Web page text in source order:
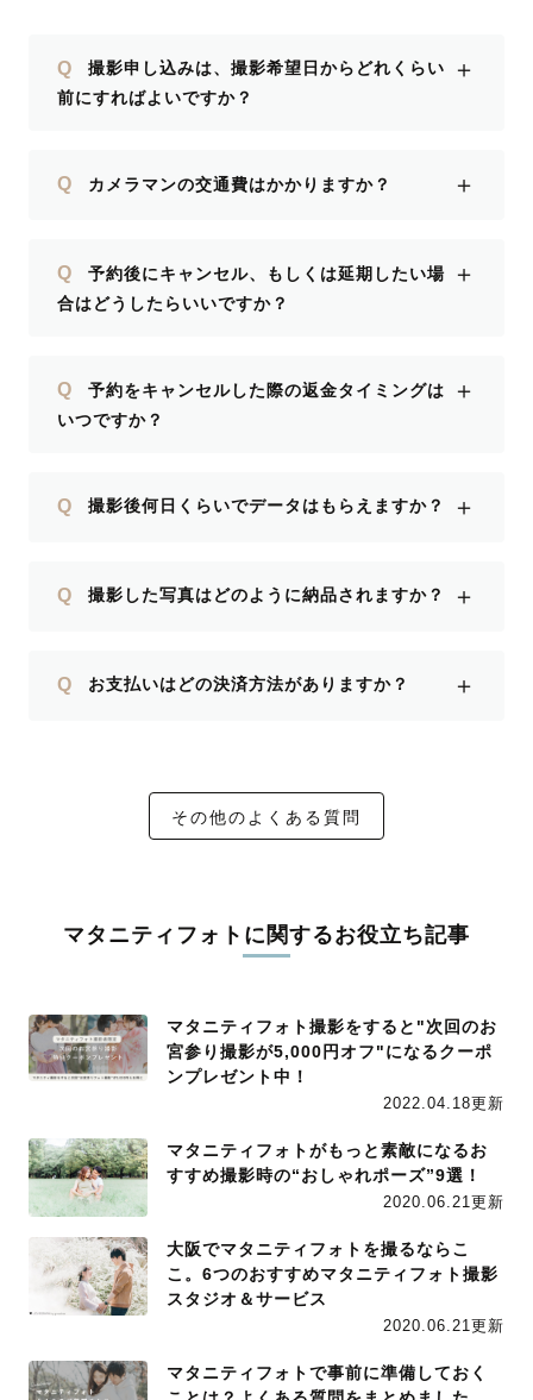
Q
撮影申し込みは、撮影希望日からどれくらい
前にすればよいですか？
＋
Q カメラマンの交通費はかかりますか？ ＋
Q
予約後にキャンセル、もしくは延期したい場
合はどうしたらいいですか？
＋
Q
予約をキャンセルした際の返金タイミングは
いつですか？
＋
Q 撮影後何日くらいでデータはもらえますか？ ＋
Q 撮影した写真はどのように納品されますか？ ＋
Q お支払いはどの決済方法がありますか？ ＋
その他のよくある質問
マタニティフォトに関するお役立ち記事
マタニティフォト撮影をすると"次回のお
宮参り撮影が5,000円オフ"になるクーポ
ンプレゼント中！
2022.04.18更新
マタニティフォトがもっと素敵になるお
すすめ撮影時の“おしゃれポーズ”9選！
2020.06.21更新
大阪でマタニティフォトを撮るならこ
こ。6つのおすすめマタニティフォト撮影
スタジオ＆サービス
2020.06.21更新
マタニティフォトで事前に準備しておく